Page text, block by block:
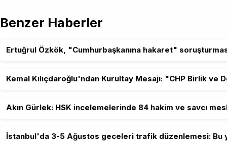
Benzer Haberler
Ertuğrul Özkök, "Cumhurbaşkanına hakaret"
Kemal Kılıçdaroğlu'ndan Kurultay Mesajı: "CHP Birlik
Akın Gürlek: HSK incelemelerinde 84 hakim ve savcı
İstanbul'da 3-5 Ağustos geceleri trafik düzenlemesi: Bu